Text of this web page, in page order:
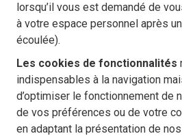
lorsqu’il vous est demandé de
à votre espace personnel après
écoulée).
Les cookies de fonctionnalités
indispensables à la navigation
d’optimiser le fonctionnement de
de vos préférences ou de votre
en adaptant la présentation de